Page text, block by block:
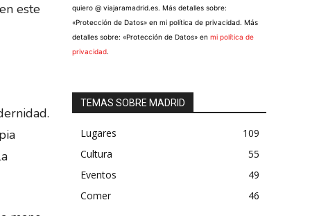
este
quiero @ viajaramadrid.es. Más detalles sobre:
«Protección de Datos» en mi política de privacidad. Más
detalles sobre: «Protección de Datos» en mi política de
privacidad.
TEMAS SOBRE MADRID
Lugares
109
Cultura
55
Eventos
49
Comer
46